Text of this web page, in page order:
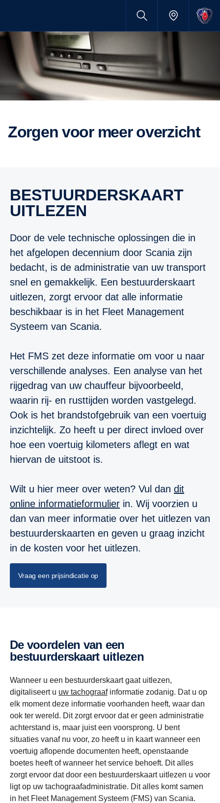
Zorgen voor meer overzicht
BESTUURDERSKAART
UITLEZEN
Door de vele technische oplossingen die in
het afgelopen decennium door Scania zijn
bedacht, is de administratie van uw transport
snel en gemakkelijk. Een bestuurderskaart
uitlezen, zorgt ervoor dat alle informatie
beschikbaar is in het Fleet Management
Systeem van Scania.
Het FMS zet deze informatie om voor u naar
verschillende analyses. Een analyse van het
rijgedrag van uw chauffeur bijvoorbeeld,
waarin rij- en rusttijden worden vastgelegd.
Ook is het brandstofgebruik van een voertuig
inzichtelijk. Zo heeft u per direct invloed over
hoe een voertuig kilometers aflegt en wat
hiervan de uitstoot is.
Wilt u hier meer over weten? Vul dan dit
online informatieformulier in. Wij voorzien u
dan van meer informatie over het uitlezen van
bestuurderskaarten en geven u graag inzicht
in de kosten voor het uitlezen.
Vraag een prijsindicatie op
De voordelen van een
bestuurderskaart uitlezen
Wanneer u een bestuurderskaart gaat uitlezen,
digitaliseert u uw tachograafinformatie zodanig. Dat u op
elk moment deze informatie voorhanden heeft, waar dan
ook ter wereld. Dit zorgt ervoor dat er geen administratie
achterstand is, maar juist een voorsprong. U bent
situaties vanaf nu voor, zo heeft u in kaart wanneer een
voertuig aflopende documenten heeft, openstaande
boetes heeft of wanneer het service behoeft. Dit alles
zorgt ervoor dat door een bestuurderskaart uitlezen u voor
ligt op uw tachograafadministratie. Dit alles komt samen
in het Fleet Management Systeem (FMS) van Scania.